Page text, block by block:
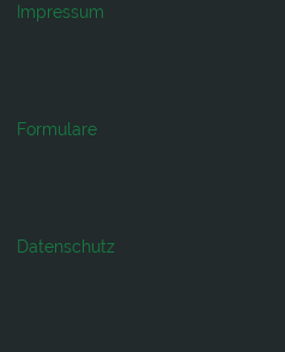
Impressum
Formulare
Datenschutz